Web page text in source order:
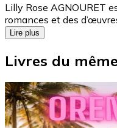
Lilly Rose AGNOURET
romances et des
Lire plus
Livres du